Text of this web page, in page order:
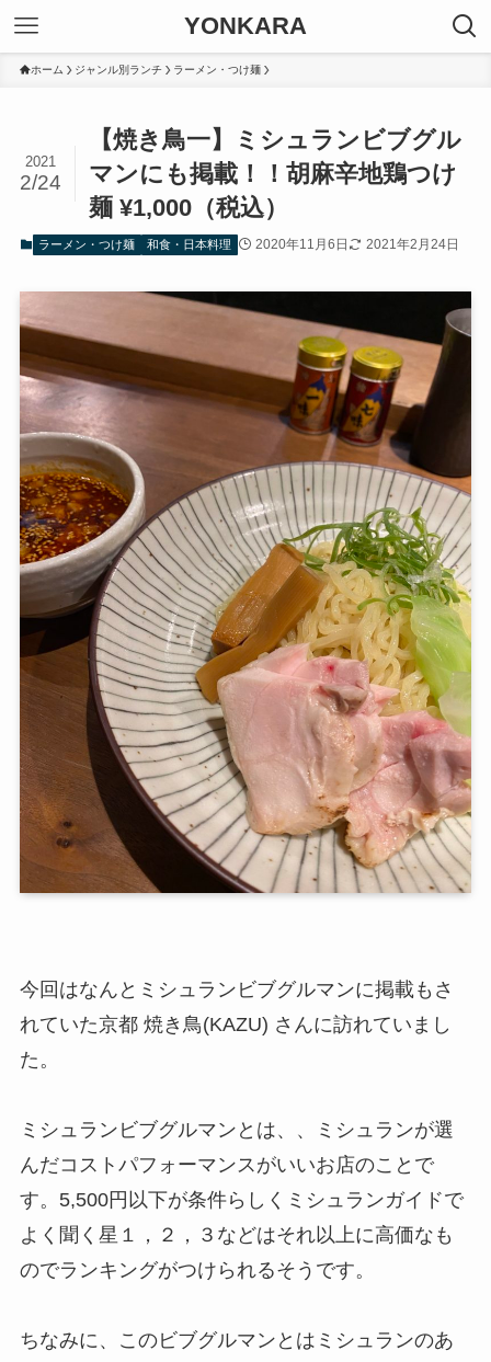
YONKARA
ホーム ジャンル別ランチ ラーメン・つけ麺
【焼き鳥一】ミシュランビブグル
マンにも掲載！！胡麻辛地鶏つけ
麺 ¥1,000（税込）
2021
2/24
ラーメン・つけ麺 和食・日本料理 2020年11月6日 2021年2月24日
今回はなんとミシュランビブグルマンに掲載もさ
れていた京都 焼き鳥(KAZU) さんに訪れていまし
た。
ミシュランビブグルマンとは、、ミシュランが選
んだコストパフォーマンスがいいお店のことで
す。5,500円以下が条件らしくミシュランガイドで
よく聞く星１，２，３などはそれ以上に高価なも
のでランキングがつけられるそうです。
ちなみに、このビブグルマンとはミシュランのあ